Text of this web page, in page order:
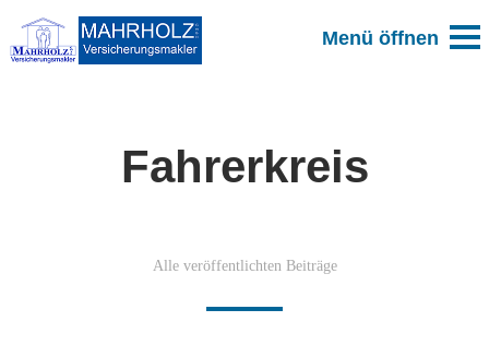
Fahrerkreis
Alle veröffentlichten Beiträge